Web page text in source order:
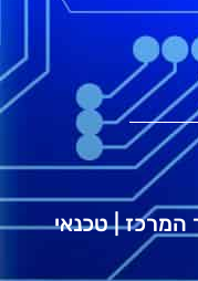
המרכז | טכנאי